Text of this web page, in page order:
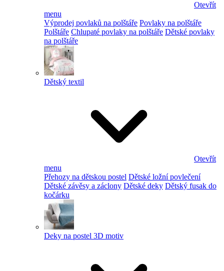
Otevřít
menu
Výprodej povlaků na polštáře Povlaky na polštáře
Polštáře Chlupaté povlaky na polštáře Dětské povlaky
na polštáře
Dětský textil
Otevřít
menu
Přehozy na dětskou postel Dětské ložní povlečení
Dětské závěsy a záclony Dětské deky Dětský fusak do
kočárku
Deky na postel 3D motiv